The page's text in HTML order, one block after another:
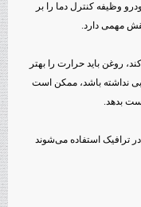
وظیفه کنترل دما را بر
مهمی دارد.
روغن باید حرارت را بهتر
نداشته باشد، ممکن است
بدهد.
ترافیک استفاده می‌شوند